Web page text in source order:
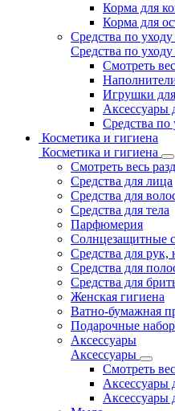
Корма для
Корма для
Средства по
Средства по
Смотреть
Игрушки
Аксессуары
Средства
Косметика и гигиена
Косметика и гигиена
Смотреть весь
Средства для лица
Средства для
Средства для тела
Парфюмерия
Солнцезащитные
Средства для рук,
Средства для
Средства для
Женская гигиена
Ватно-бумажная
Подарочные
Аксессуары
Аксессуары
Смотреть
Аксессуары
Аксессуары